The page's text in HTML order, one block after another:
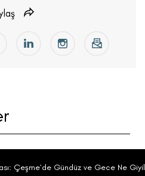
Çeşme’de Gündüz ve Gece Ne